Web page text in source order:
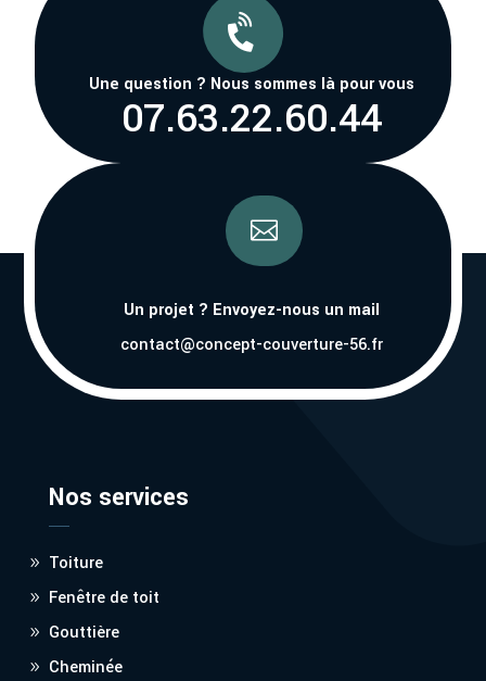

Une question ? Nous sommes là pour vous
07.63.22.60.44

Un projet ? Envoyez-nous un mail
contact@concept-couverture-56.fr
Nos services
Toiture
Fenêtre de toit
Gouttière
Cheminée